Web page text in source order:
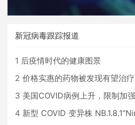
新冠病毒跟踪报道
1 后疫情时代的健康图景
2 价格实惠的药物被发现有望治
3 美国COVID病例上升，限制加
4 新型 COVID 变异株 NB.1.8.1“Nimbus”